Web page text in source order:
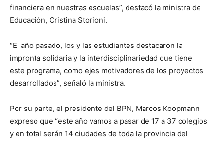
financiera en nuestras escuelas”, destacó la ministra de
Educación, Cristina Storioni.
“El año pasado, los y las estudiantes destacaron la
impronta solidaria y la interdisciplinariedad que tiene
este programa, como ejes motivadores de los proyectos
desarrollados”, señaló la ministra.
Por su parte, el presidente del BPN, Marcos Koopmann
expresó que “este año vamos a pasar de 17 a 37 colegios
y en total serán 14 ciudades de toda la provincia del